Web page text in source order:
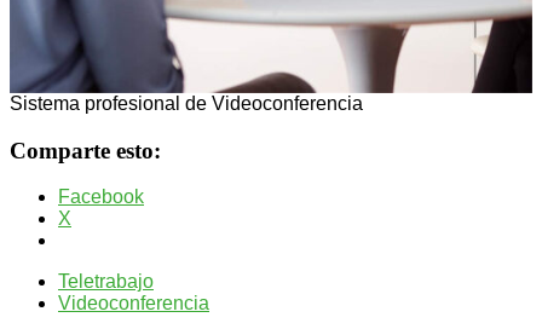
Sistema profesional de Videoconferencia
Comparte esto:
Facebook
X
Teletrabajo
Videoconferencia